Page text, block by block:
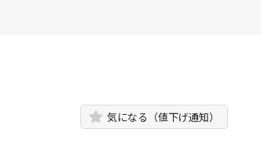
気になる（値下げ通知）